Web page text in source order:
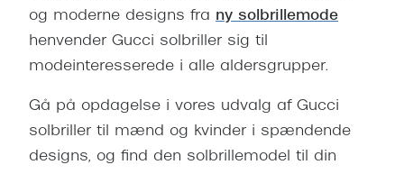
og moderne designs fra ny solbrillemode
henvender Gucci solbriller sig til
modeinteresserede i alle aldersgrupper.
Gå på opdagelse i vores udvalg af Gucci
solbriller til mænd og kvinder i spændende
designs, og find den solbrillemodel til din